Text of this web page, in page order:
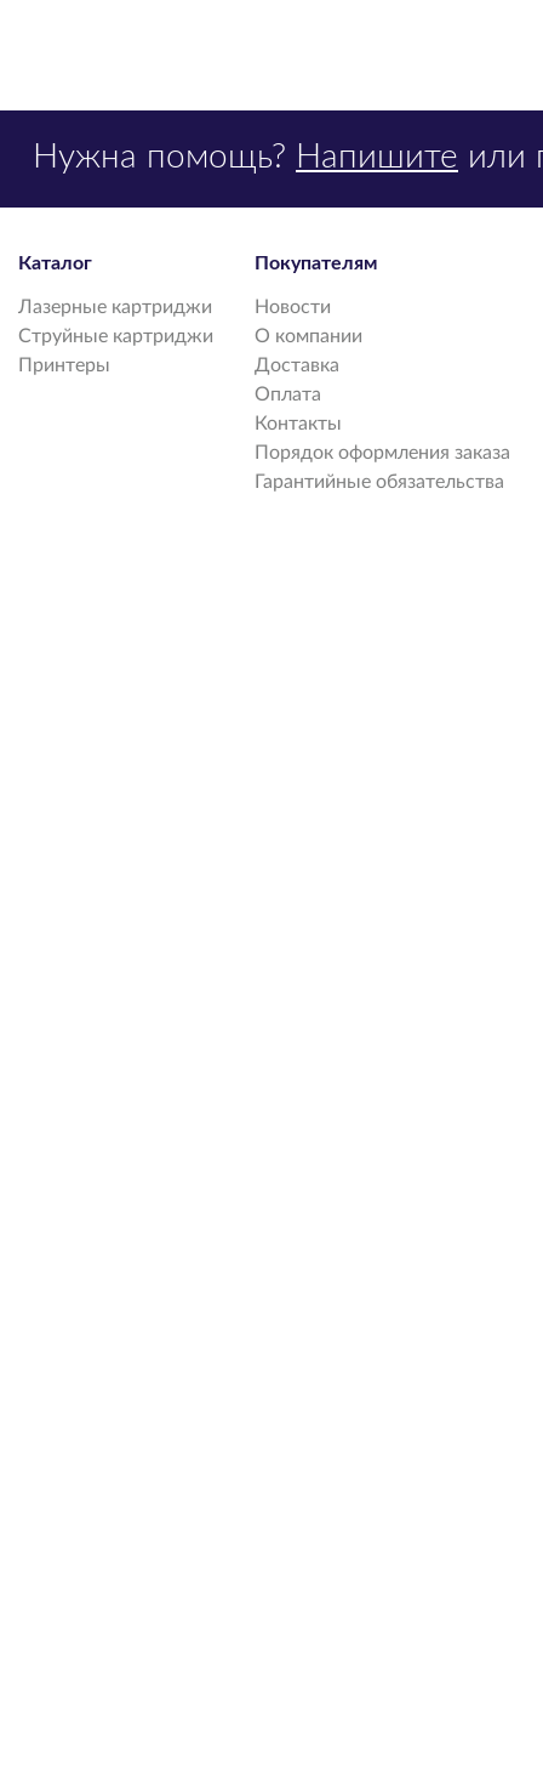
Нужна помощь? Напишите или
Каталог
Лазерные картриджи
Струйные картриджи
Принтеры
Покупателям
Новости
О компании
Доставка
Оплата
Контакты
Порядок оформления заказа
Гарантийные обязательства